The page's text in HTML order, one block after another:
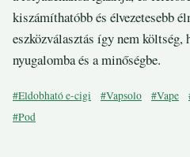
kiszámíthatóbb és élvezetesebb
eszközválasztás így nem költség,
nyugalomba és a minőségbe.
#Eldobható e-cigi #Vapsolo #Vape
#Pod